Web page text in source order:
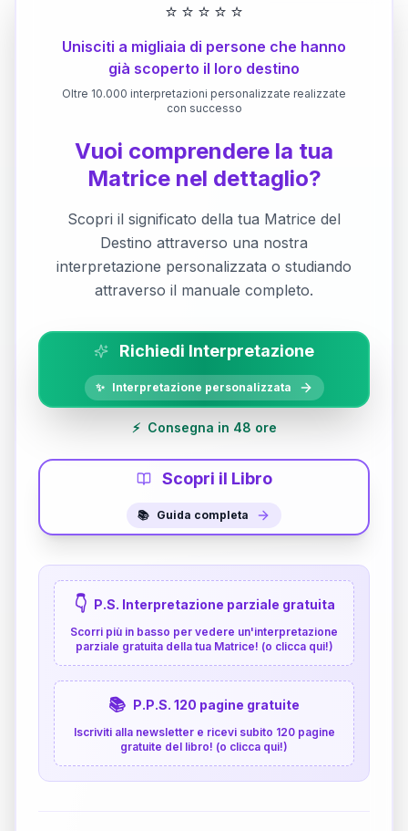
⭐ ⭐ ⭐ ⭐ ⭐
Unisciti a migliaia di persone che hanno
già scoperto il loro destino
Oltre 10.000 interpretazioni personalizzate realizzate
con successo
Vuoi comprendere la tua
Matrice nel dettaglio?
Scopri il significato della tua Matrice del
Destino attraverso una nostra
interpretazione personalizzata o studiando
attraverso il manuale completo.
Richiedi Interpretazione
✨ Interpretazione personalizzata
⚡ Consegna in 48 ore
Scopri il Libro
📚 Guida completa
👇 P.S. Interpretazione parziale gratuita
Scorri più in basso per vedere un'interpretazione
parziale gratuita della tua Matrice! (o clicca qui!)
📚 P.P.S. 120 pagine gratuite
Iscriviti alla newsletter e ricevi subito 120 pagine
gratuite del libro! (o clicca qui!)